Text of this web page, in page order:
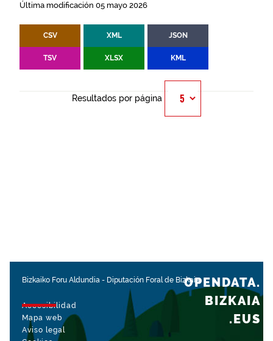
Última modificación 05 mayo 2026
CSV XML JSON
TSV XLSX KML
Resultados por página
Bizkaiko Foru Aldundia - Diputación Foral de Bizkaia
Accesibilidad
Mapa web
Aviso legal
OPENDATA.
BIZKAIA
.EUS